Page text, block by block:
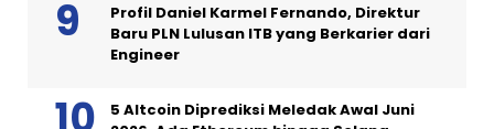
Profil Daniel Karmel Fernando, Direktur
Baru PLN Lulusan ITB yang Berkarier dari
Engineer
5 Altcoin Diprediksi Meledak Awal Juni